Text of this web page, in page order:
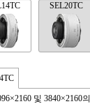
SEL20TC
및